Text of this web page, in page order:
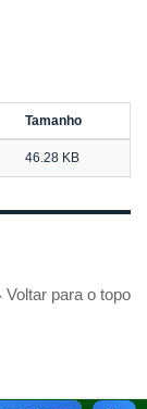
Tamanho
46.28 KB
Voltar para o topo